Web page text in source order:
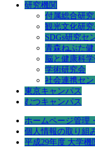
研究機関
付属総合研
観光文化研
SDGs研究セ
青森ねぶた
脳と健康科
学術研究会
社会連携セ
東京キャンパス
むつキャンパス
ホームページ管理
個人情報の取り組
平成29年度 大学